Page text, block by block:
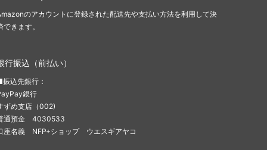
のアカウントに登録された配送先や支払い方法を利用して決
できます。
行振込（前払い）
込先銀行：
銀行
ずめ支店（002)
通預金 4030533
座名義 NFP+ショップ ウエスギアヤコ